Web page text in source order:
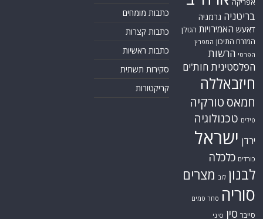
בריטניה גרמניה
דאעש האמירויות הגולן
המזרח התיכון המפרץ
הפרסי הרשות
הפלסטינית חות'ים
חיזבאללה
חמאס טורקיה
טילים טכנולוגיה
ירדן ישראל
כורדים כלכלה
לבנון לוב מצרים
סוריה סחר סמים
סייבר סין סיני
כתבות מומחים
כתבות קצרות
כתבות ראשיות
סקירות תשתית
קריקטורות